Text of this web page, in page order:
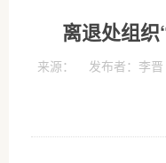
离退处组
来源： 发布者：李